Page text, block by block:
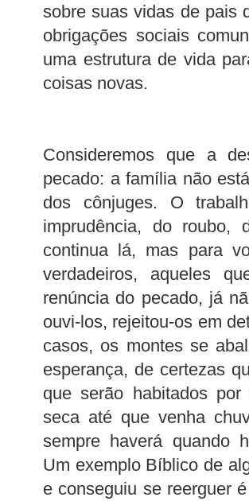
sobre suas vidas de pais
obrigações sociais
uma estrutura de vida
coisas novas.
Consideremos que a
pecado: a família não
dos cônjuges. O
imprudência, do roubo,
continua lá, mas para
verdadeiros, aqueles
renúncia do pecado, já
ouvi-los, rejeitou-os em
casos, os montes se
esperança, de certezas
que serão habitados
seca até que venha
sempre haverá quando
Um exemplo Bíblico de
e conseguiu se reerguer